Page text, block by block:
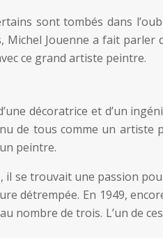
sont tombés dans
Jouenne a fait parler
ce grand artiste peintre.
décoratrice et d’un
de tous comme un artiste
peintre.
il se trouvait une passion
détrempée. En 1949,
nombre de trois. L’un de